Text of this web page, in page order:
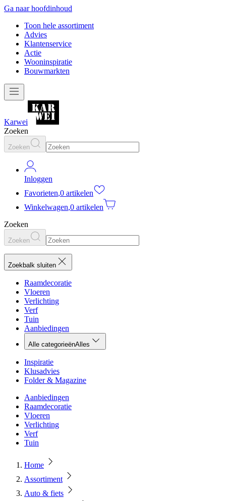
Ga naar hoofdinhoud
Toon hele assortiment
Advies
Klantenservice
Actie
Wooninspiratie
Bouwmarkten
Karwei
Zoeken
Zoeken
Inloggen
Favorieten,0 artikelen
Winkelwagen,0 artikelen
Zoeken
Zoeken
Zoekbalk sluiten
Raamdecoratie
Vloeren
Verlichting
Verf
Tuin
Aanbiedingen
Alle categorieënAlles
Inspiratie
Klusadvies
Folder & Magazine
Aanbiedingen
Raamdecoratie
Vloeren
Verlichting
Verf
Tuin
Home
Assortiment
Auto & fiets